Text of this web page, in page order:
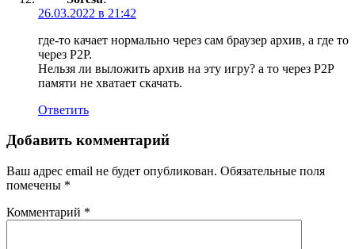
26.03.2022 в 21:42
где-то качает нормально через сам браузер архив, а где то
через P2P.
Нельзя ли выложить архив на эту игру? а то через P2P
памяти не хватает скачать.
Ответить
Добавить комментарий
Ваш адрес email не будет опубликован. Обязательные поля
помечены *
Комментарий *